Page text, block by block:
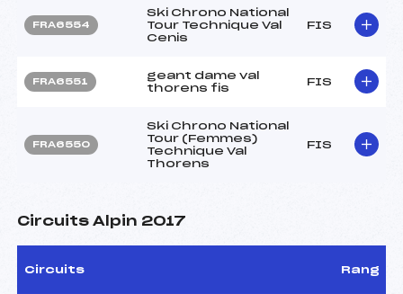
FRA6554
Ski Chrono National
Tour Technique Val
Cenis
FIS
FRA6551
geant dame val
thorens fis
FIS
FRA6550
Ski Chrono National
Tour (Femmes)
Technique Val
Thorens
FIS
Circuits Alpin 2017
Circuits Rang